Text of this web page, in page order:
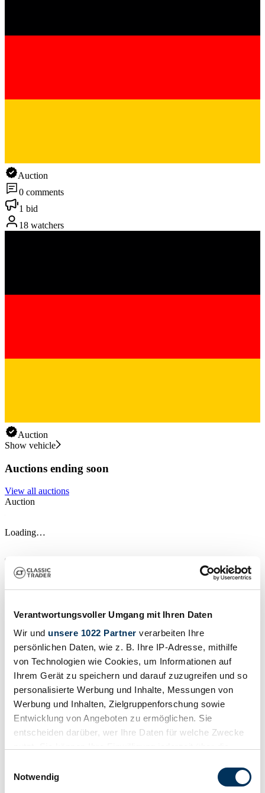
Verantwortungsvoller Umgang mit Ihren Daten
Wir und unsere 1022 Partner verarbeiten Ihre
persönlichen Daten, wie z. B. Ihre IP-Adresse, mithilfe
von Technologien wie Cookies, um Informationen auf
Ihrem Gerät zu speichern und darauf zuzugreifen und so
personalisierte Werbung und Inhalte, Messungen von
Werbung und Inhalten, Zielgruppenforschung sowie
Entwicklung von Angeboten zu ermöglichen. Sie
entscheiden darüber, wer Ihre Daten für welche Zwecke
Trigger Symbol ändern oder widerrufen
Notwendig
Auction
0 comments
1 bid
18 watchers
Auction
Show vehicle
Auctions ending soon
View all auctions
Auction
Loading…